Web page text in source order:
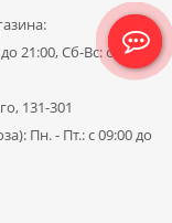
21:00, Сб-Вс: с 11:00
131-301
Пн. - Пт.: с 09:00 до